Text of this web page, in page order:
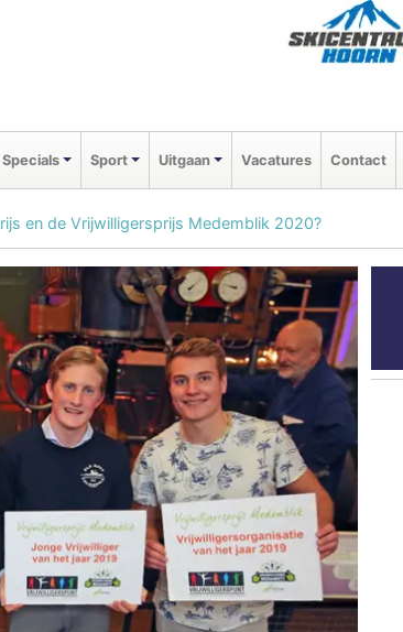
Specials Sport Uitgaan Vacatures Contact
en de Vrijwilligersprijs Medemblik 2020?